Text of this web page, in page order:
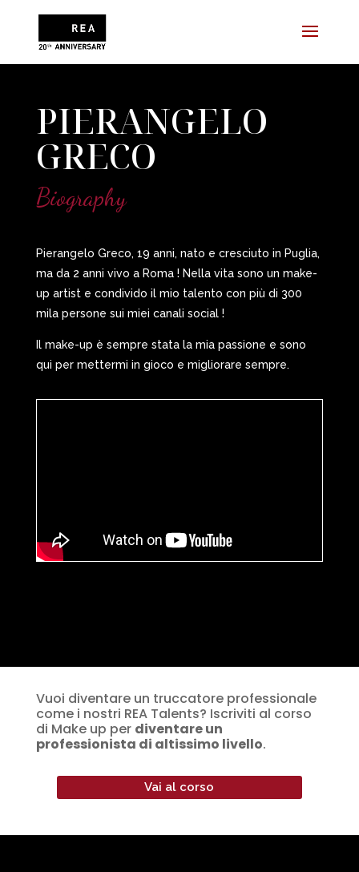
PIERANGELO
GRECO
Biography
Pierangelo Greco, 19 anni, nato e cresciuto in Puglia,
ma da 2 anni vivo a Roma ! Nella vita sono un make-
up artist e condivido il mio talento con più di 300
mila persone sui miei canali social !
Il make-up è sempre stata la mia passione e sono
qui per mettermi in gioco e migliorare sempre.
Vuoi diventare un truccatore professionale
come i nostri REA Talents? Iscriviti al corso
di Make up per diventare un
professionista di altissimo livello.
Vai al corso